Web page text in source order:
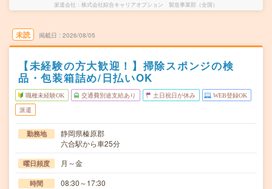
派遣会社 株式会社綜合キャリアオプション 製造事業部（全国）
未読 掲載日 2026/08/05
【未経験の方大歓迎！】掃除スポンジの検
品・包装箱詰め/日払いOK
職種未経験OK 交通費別途支給あり 土日祝日が休み WEB登録OK
派遣
勤務地
静岡県榛原郡
六合駅から車25分
曜日頻度 月～金
時間 08:30～17:30